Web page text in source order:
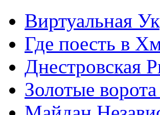
Виртуальная
Где поесть в
Днестровская
Золотые